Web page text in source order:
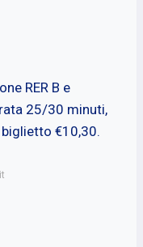
RER B e
25/30 minuti,
€10,30.